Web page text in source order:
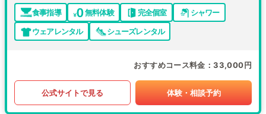
食事指導 無料体験 完全個室
シャワー
ウェアレンタル
シューズレンタル
おすすめコース料金 33,000円
公式サイトで見る 体験・相談予約